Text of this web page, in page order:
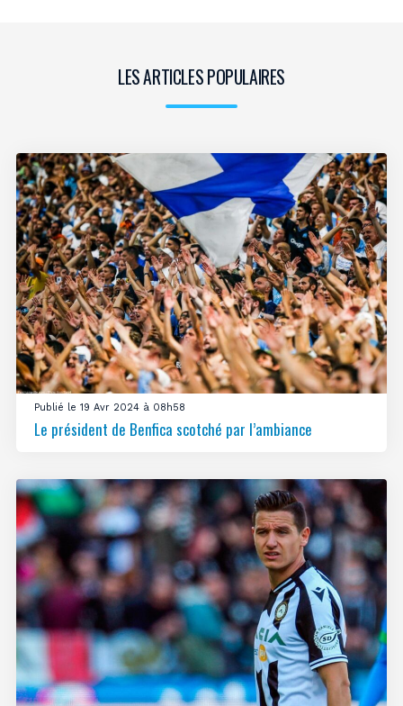
LES ARTICLES POPULAIRES
Publié le 19 Avr 2024 à 08h58
Le président de Benfica scotché par l’ambiance